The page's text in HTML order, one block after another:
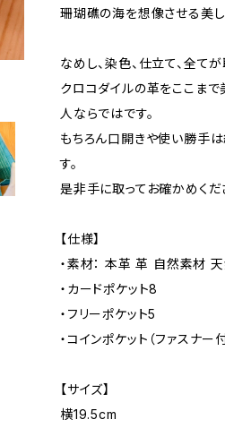
珊瑚礁の海を想像させる美し
なめし、染色、仕立て、全て
クロコダイルの革をここま
人ならではです。
もちろん口開きや使い勝手
す。
是非手に取ってお確かめくだ
【仕様】
・素材： 本革 革 自然素材 天
・カードポケット8
・フリーポケット5
・コインポケット（ファスナー
【サイズ】
横19.5cm